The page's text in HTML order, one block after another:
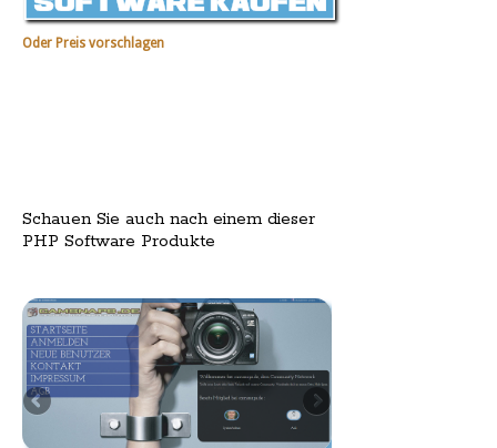
Oder Preis vorschlagen
Schauen Sie auch nach einem dieser
PHP Software Produkte